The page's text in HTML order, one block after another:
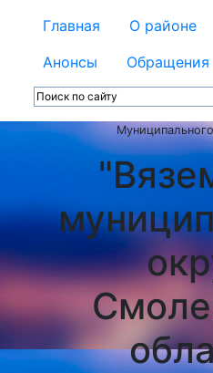
Главная О районе
Анонсы
Обращения